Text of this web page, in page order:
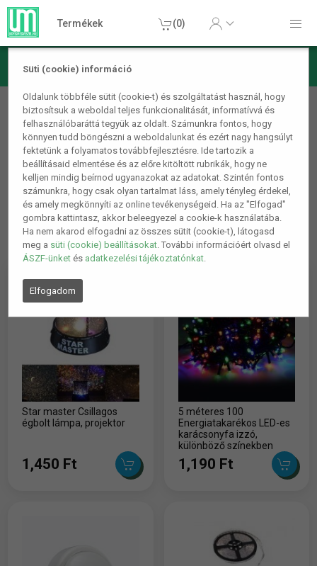
Süti (cookie) információ
Oldalunk többféle sütit (cookie-t) és szolgáltatást használ, hogy
biztosítsuk a weboldal teljes funkcionalitását, informatívvá és
felhasználóbaráttá tegyük az oldalt. Számunkra fontos, hogy
könnyen tudd böngészni a weboldalunkat és ezért nagy hangsúlyt
fektetünk a folyamatos továbbfejlesztésre. Ide tartozik a
beállításaid elmentése és az előre kitöltött rubrikák, hogy ne
kelljen mindig beírnod ugyanazokat az adatokat. Szintén fontos
számunkra, hogy csak olyan tartalmat láss, amely tényleg érdekel,
és amely megkönnyíti az online tevékenységeid. Ha az "Elfogad"
gombra kattintasz, akkor beleegyezel a cookie-k használatába.
Ha nem akarod elfogadni az összes sütit (cookie-t), látogasd
meg a süti (cookie) beállításokat. További információért olvasd el
ÁSZF-ünket és adatkezelési tájékoztatónkat.
Elfogadom
Termékek (0)
Dekorációs termékek
Lámpa és világítás
1 2
Star master Csillagos
égbolt lámpa, projektor
1,450 Ft
5 méteres 100
Energiatakarékos LED-es
karácsonyfa izzó,
különböző színekben
1,190 Ft